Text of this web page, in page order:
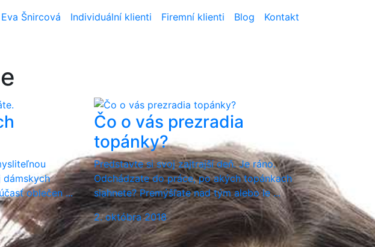
Eva Šnircová Individuální klienti Firemní klienti Blog Kontakt
dámskych
oblečen ...
Čo o vás prezradia
topánky?
Predstavte si svoj zajtrajší deň. Je ráno.
Odchádzate do práce, po akých topánkach
siahnete? Premýšľate nad tým alebo le ...
2. októbra 2018